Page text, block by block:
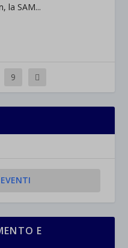
la SAM...
9
E